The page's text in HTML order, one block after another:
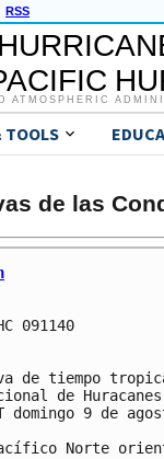
RSS
ATMOSPHERIC
TOOLS
de las
091140
de tiempo
de
domingo 9 de
Norte